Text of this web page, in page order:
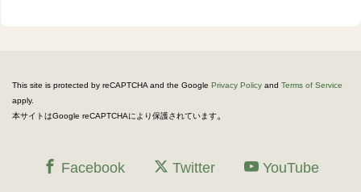
This site is protected by reCAPTCHA and the Google Privacy Policy and Terms of Service
apply.
本サイトはGoogle reCAPTCHAにより保護されています。
Facebook Twitter YouTube